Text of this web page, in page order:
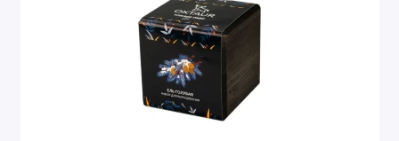
Специи и приправы
Средства для ухода
Средства защиты